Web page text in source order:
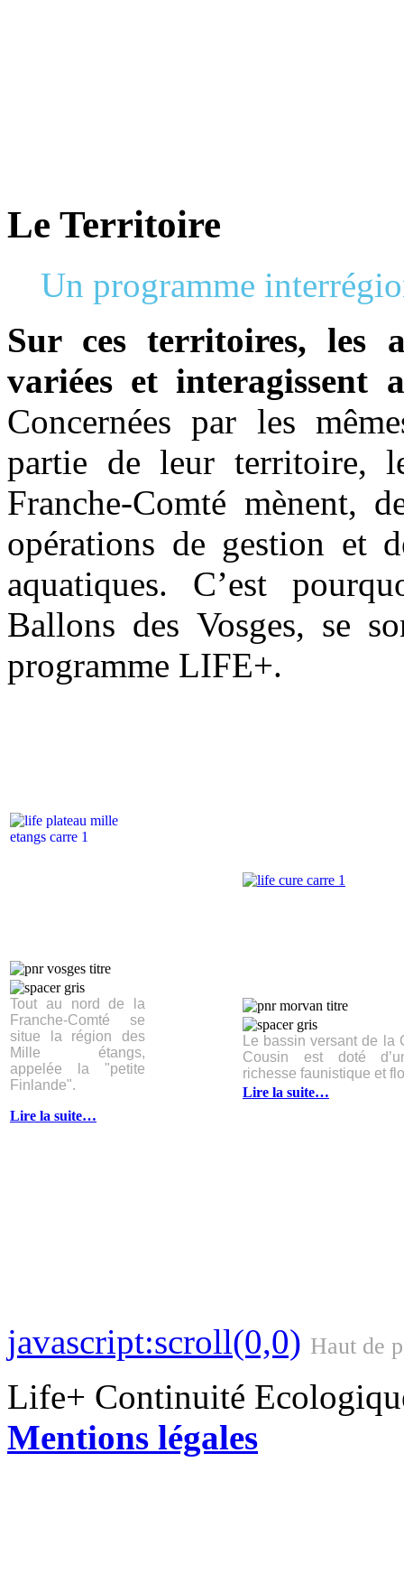
Le Territoire
Un programme
Sur ces territoires, les
variées et interagissent
Concernées par les
partie de leur territoire,
Franche-Comté mènent,
opérations de gestion et
aquatiques. C’est
Ballons des Vosges, se
programme LIFE+.
Tout au nord de la
Franche-Comté se
situe la région des
Mille étangs,
appelée la "petite
Finlande".
Lire la suite…
Le bassin versant de la
Cousin est doté
richesse faunistique et
Lire la suite…
javascript:scroll(0,0) Haut de
Life+ Continuité
Mentions légales